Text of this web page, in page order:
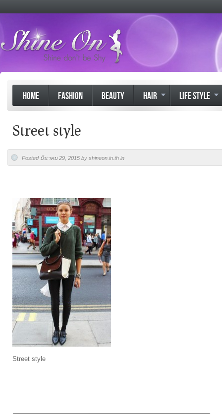
HOME FASHION BEAUTY HAIR LIFE STYLE
Street style
Posted มีนาคม 29, 2015 by shineon.in.th in
Street style